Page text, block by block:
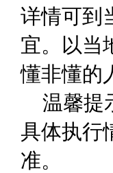
详情可到
宜。以当
懂非懂的
温馨提
具体执行
准。